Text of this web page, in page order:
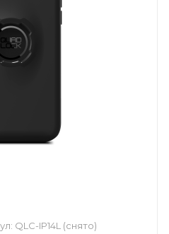
QLC-IP14L (снято)